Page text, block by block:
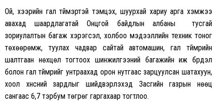
Ой, хээрийн гал түймэртэй тэмцэх, шуурхай хариу арга хэмжээ
авахад шаардлагатай Онцгой байдлын албаны тусгай
зориулалтын багаж хэрэгсэл, холбоо мэдээллийн техник тоног
төхөөрөмж, туулах чадвар сайтай автомашин, гал түймрийн
шалтгаан нөхцөл тогтоох шинжилгээний багажийн иж бүрдэл
болон гал түймрийг унтраахад орон нутгаас зарцуулсан шатахуун,
хоол хүнсний зардлыг шийдвэрлэхэд Засгийн газрын нөөц
сангаас 6,7 тэрбум төгрөг гаргахаар тогтлоо.